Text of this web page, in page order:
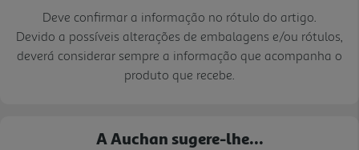
Deve confirmar a informação no rótulo do artigo.
Devido a possíveis alterações de embalagens e/ou rótulos,
deverá considerar sempre a informação que acompanha o
produto que recebe.
A Auchan sugere-lhe...